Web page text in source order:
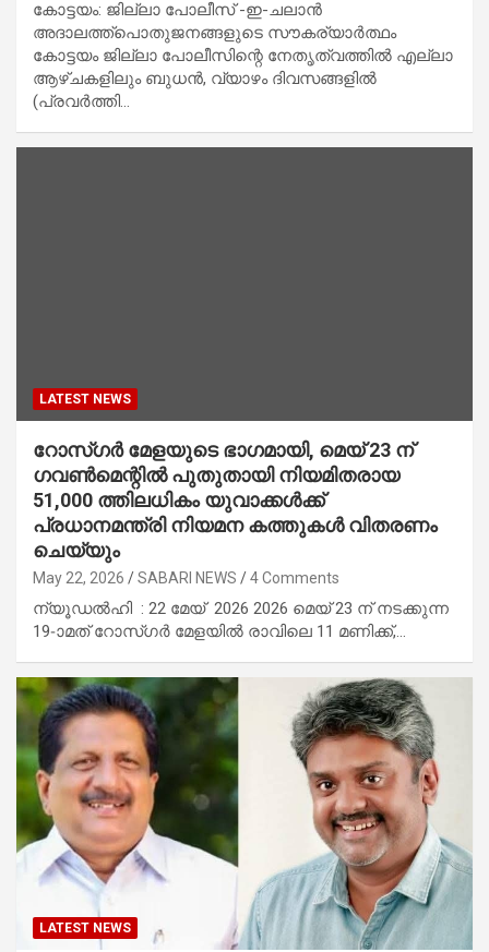
കോട്ടയം: ജില്ലാ പോലീസ് -ഇ-ചലാൻ
അദാലത്ത്പൊതുജനങ്ങളുടെ സൗകര്യാർത്ഥം
കോട്ടയം ജില്ലാ പോലീസിന്റെ നേതൃത്വത്തിൽ എല്ലാ
ആഴ്ചകളിലും ബുധൻ, വ്യാഴം ദിവസങ്ങളിൽ
(പ്രവർത്തി…
LATEST NEWS
റോസ്ഗർ മേളയുടെ ഭാഗമായി, മെയ് 23 ന് ​
ഗവൺമെന്റിൽ പുതുതായി നിയമിതരായ
51,000 ത്തിലധികം യുവാക്കൾക്ക്
പ്രധാനമന്ത്രി നിയമന കത്തുകൾ വിതരണം
ചെയ്യും
May 22, 2026 SABARI NEWS 4 Comments
ന്യൂഡൽഹി : 22 മേയ് 2026 2026 മെയ് 23 ന് നടക്കുന്ന
19-ാമത് റോസ്ഗർ മേളയിൽ രാവിലെ 11 മണിക്ക്,…
LATEST NEWS